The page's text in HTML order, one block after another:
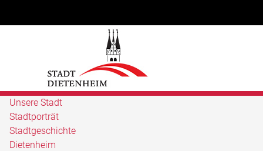
Unsere Stadt
Stadtporträt
Stadtgeschichte
Dietenheim